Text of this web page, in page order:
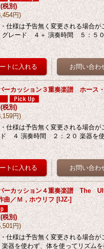
(税別)
円)
仕様は予告無く変更される場合
グレード ４＋ 演奏時間 ５：５０
ーカッション３重奏楽譜 ホー
(税別)
円)
仕様は予告無く変更される場合
４ 演奏時間 ２：２０ 楽器を使
ーカッション４重奏楽譜 The
／Ｍ，ホウリフ [IJZ-]
(税別)
円)
仕様は予告無く変更される場合が
楽器を使わず、体を使ってリズム